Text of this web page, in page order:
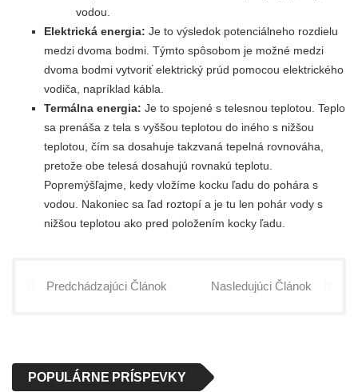
vodou.
Elektrická energia: Je to výsledok potenciálneho rozdielu
medzi dvoma bodmi. Týmto spôsobom je možné medzi
dvoma bodmi vytvoriť elektrický prúd pomocou elektrického
vodiča, napríklad kábla.
Termálna energia: Je to spojené s telesnou teplotou. Teplo
sa prenáša z tela s vyššou teplotou do iného s nižšou
teplotou, čím sa dosahuje takzvaná tepelná rovnováha,
pretože obe telesá dosahujú rovnakú teplotu.
Popremýšľajme, kedy vložíme kocku ľadu do pohára s
vodou. Nakoniec sa ľad roztopí a je tu len pohár vody s
nižšou teplotou ako pred položením kocky ľadu.
Predchádzajúci Článok Nasledujúci Článok
POPULÁRNE PRÍSPEVKY